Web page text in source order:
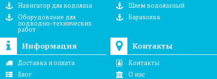
Навигатор для водолаза
Оборудование для
подводно-технических
работ
Шлем водолазный
Барахолка
Информация
Доставка и оплата
Блог
Контакты
Контакты
О нас